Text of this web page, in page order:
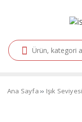
Ana Sayfa ›› Işık